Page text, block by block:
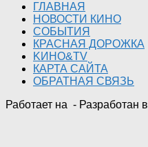
ГЛАВНАЯ
НОВОСТИ КИНО
СОБЫТИЯ
КРАСНАЯ ДОРОЖКА
KИНО&TV
КАРТА САЙТА
ОБРАТНАЯ СВЯЗЬ
Работает на - Разработан в